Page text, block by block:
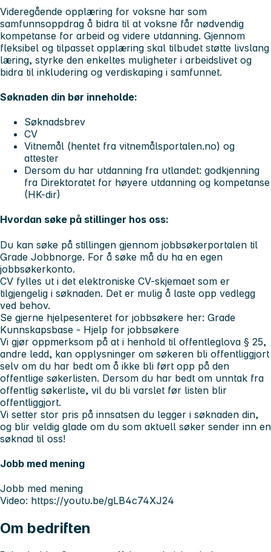
Videregående opplæring for voksne har som
samfunnsoppdrag å bidra til at voksne får nødvendig
kompetanse for arbeid og videre utdanning. Gjennom
fleksibel og tilpasset opplæring skal tilbudet støtte livslang
læring, styrke den enkeltes muligheter i arbeidslivet og
bidra til inkludering og verdiskaping i samfunnet.
Søknaden din bør inneholde:
Søknadsbrev
CV
Vitnemål (hentet fra vitnemålsportalen.no) og
attester
Dersom du har utdanning fra utlandet: godkjenning
fra Direktoratet for høyere utdanning og kompetanse
(HK-dir)
Hvordan søke på stillinger hos oss:
Du kan søke på stillingen gjennom jobbsøkerportalen til
Grade Jobbnorge. For å søke må du ha en egen
jobbsøkerkonto.
CV fylles ut i det elektroniske CV-skjemaet som er
tilgjengelig i søknaden. Det er mulig å laste opp vedlegg
ved behov.
Se gjerne hjelpesenteret for jobbsøkere her: Grade
Kunnskapsbase - Hjelp for jobbsøkere
Vi gjør oppmerksom på at i henhold til offentleglova § 25,
andre ledd, kan opplysninger om søkeren bli offentliggjort
selv om du har bedt om å ikke bli ført opp på den
offentlige søkerlisten. Dersom du har bedt om unntak fra
offentlig søkerliste, vil du bli varslet før listen blir
offentliggjort.
Vi setter stor pris på innsatsen du legger i søknaden din,
og blir veldig glade om du som aktuell søker sender inn en
søknad til oss!
Jobb med mening
Jobb med mening
Video: https://youtu.be/gLB4c74XJ24
Om bedriften